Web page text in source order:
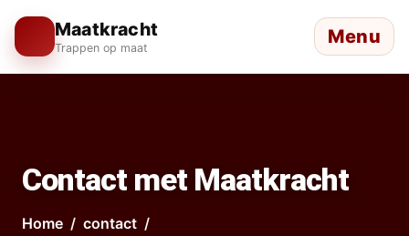
Maatkracht
Trappen op maat Menu
Contact met Maatkracht
Home contact